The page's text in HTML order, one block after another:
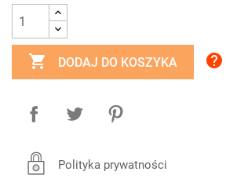
 DODAJ DO KOSZYKA 
Polityka prywatności